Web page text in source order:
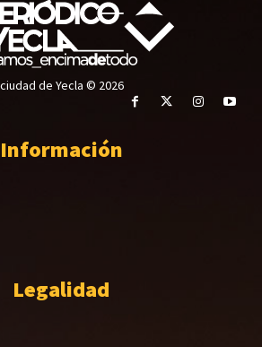
de Yecla © 2026
Información
Legalidad